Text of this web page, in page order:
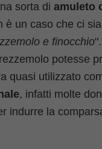
sorta di amuleto
è un caso che ci
e finocchio
potesse
quasi utilizzato
, infatti molte
indurre la